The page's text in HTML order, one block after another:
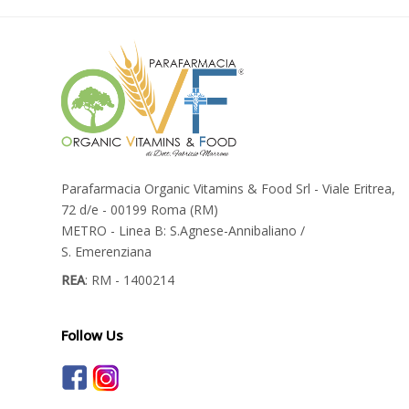
Parafarmacia Organic Vitamins & Food Srl - Viale Eritrea,
72 d/e - 00199 Roma (RM)
METRO - Linea B: S.Agnese-Annibaliano /
S. Emerenziana
REA: RM - 1400214
Follow Us